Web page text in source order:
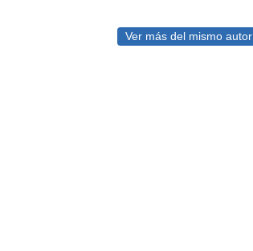
Ver más del mismo autor